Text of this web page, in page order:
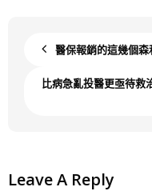
醫保報銷的這幾個
比病急亂投醫更亟待救
Leave A Reply